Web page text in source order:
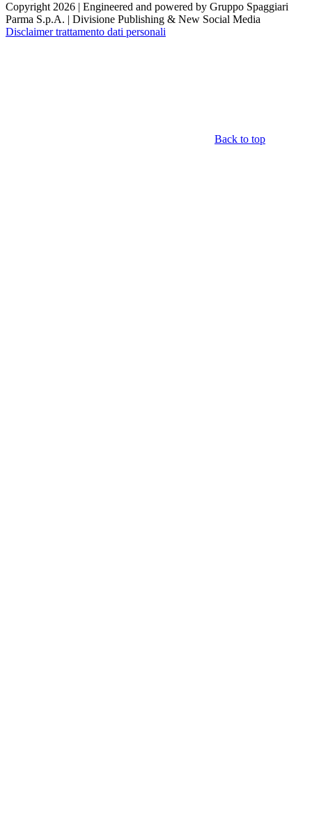
Copyright 2026 | Engineered and powered by Gruppo Spaggiari
Parma S.p.A. | Divisione Publishing & New Social Media
Disclaimer trattamento dati personali
Back to top